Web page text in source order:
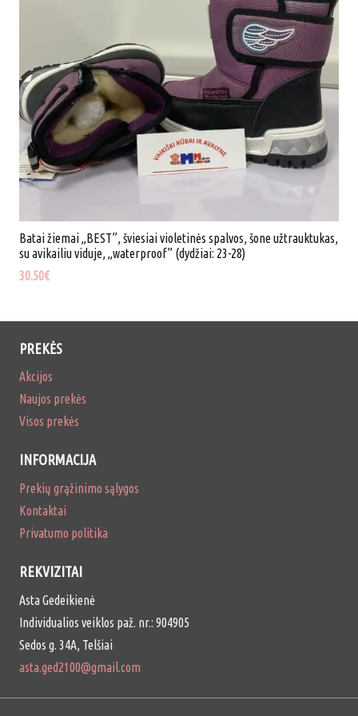
Batai žiemai „BEST”, šviesiai violetinės spalvos, šone užtrauktukas,
su avikailiu viduje, „waterproof” (dydžiai: 23-28)
30.50€
PREKĖS
Akcijos
Naujos prekės
Visos prekės
INFORMACIJA
Prekių grąžinimo sąlygos
Kontaktai
Privatumo politika
REKVIZITAI
Asta Gedeikienė
Individualios veiklos paž. nr.: 904905
Sedos g. 34A, Telšiai
asta.ged2100@gmail.com